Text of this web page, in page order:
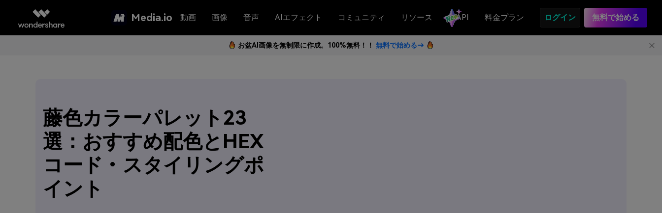
Media.io 動画 画像 音声 AIエフェクト コミュニティ リソース API 料金プラン ログイン 無料で始める
お盆AI画像を無制限に作成。100%無料！！ 無料で始める→
藤色カラーパレット23
選：おすすめ配色とHEX
コード・スタイリングポ
イント